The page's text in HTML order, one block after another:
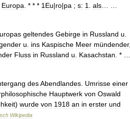
Europa . * * * 1Eu|ro|pa ; s: 1 als
geltendes Gebirge in Russland u
u ins Kaspische Meer mündender,
Fluss in Russland u Kasachstan . * …
desAbendlandes Umrisse einer
Hauptwerk von Oswald
) wurde von 1918 an in erster und
Wikipedia